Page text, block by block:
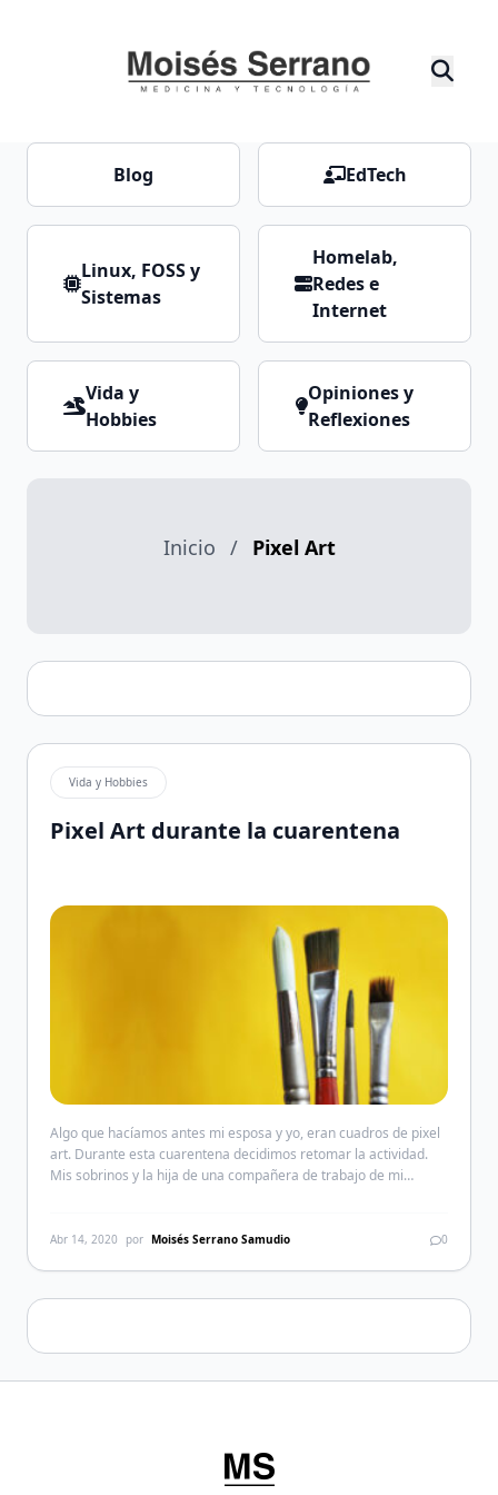
Blog EdTech
Linux, FOSS y
Sistemas
Homelab,
Redes e
Internet
Vida y
Hobbies
Opiniones y
Reflexiones
Inicio / Pixel Art
Vida y Hobbies
Pixel Art durante la cuarentena
Algo que hacíamos antes mi esposa y yo, eran cuadros de pixel
art. Durante esta cuarentena decidimos retomar la actividad.
Mis sobrinos y la hija de una compañera de trabajo de mi
ampliaremos la colección. […]
Abr 14, 2020 por Moisés Serrano Samudio 0